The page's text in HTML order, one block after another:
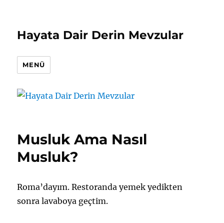
Hayata Dair Derin Mevzular
MENÜ
Musluk Ama Nasıl
Musluk?
Roma’dayım. Restoranda yemek yedikten
sonra lavaboya geçtim.